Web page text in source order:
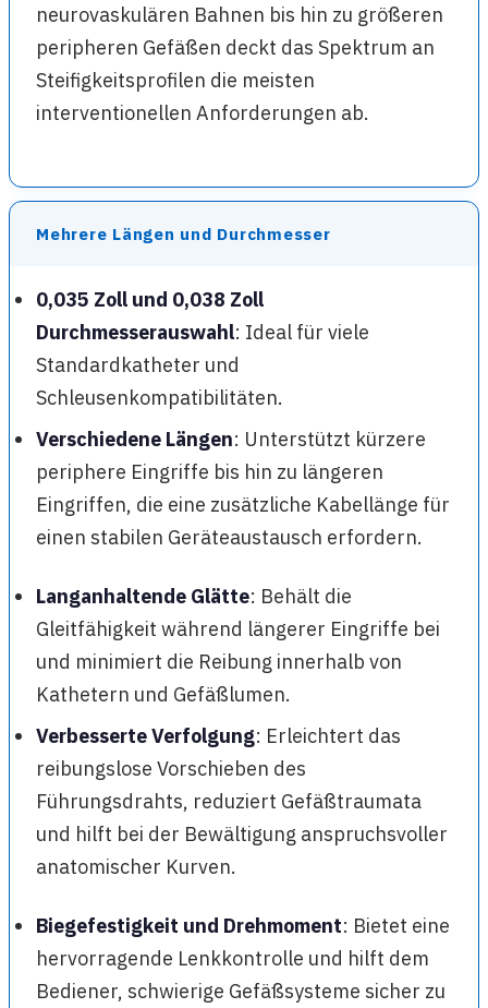
neurovaskulären Bahnen bis hin zu größeren
peripheren Gefäßen deckt das Spektrum an
Steifigkeitsprofilen die meisten
interventionellen Anforderungen ab.
Mehrere Längen und Durchmesser
0,035 Zoll und 0,038 Zoll
Durchmesserauswahl: Ideal für viele
Standardkatheter und
Schleusenkompatibilitäten.
Verschiedene Längen: Unterstützt kürzere
periphere Eingriffe bis hin zu längeren
Eingriffen, die eine zusätzliche Kabellänge für
einen stabilen Geräteaustausch erfordern.
Langanhaltende Glätte: Behält die
Gleitfähigkeit während längerer Eingriffe bei
und minimiert die Reibung innerhalb von
Kathetern und Gefäßlumen.
Verbesserte Verfolgung: Erleichtert das
reibungslose Vorschieben des
Führungsdrahts, reduziert Gefäßtraumata
und hilft bei der Bewältigung anspruchsvoller
anatomischer Kurven.
Biegefestigkeit und Drehmoment: Bietet eine
hervorragende Lenkkontrolle und hilft dem
Bediener, schwierige Gefäßsysteme sicher zu